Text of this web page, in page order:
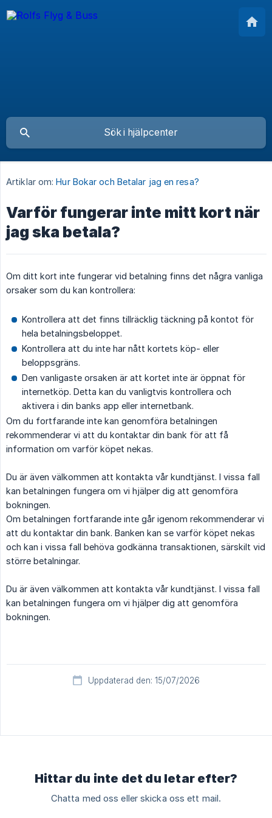
Artiklar om: Hur Bokar och Betalar jag en resa?
Varför fungerar inte mitt kort när
jag ska betala?
Om ditt kort inte fungerar vid betalning finns det några vanliga
orsaker som du kan kontrollera:
Kontrollera att det finns tillräcklig täckning på kontot för
hela betalningsbeloppet.
Kontrollera att du inte har nått kortets köp- eller
beloppsgräns.
Den vanligaste orsaken är att kortet inte är öppnat för
internetköp. Detta kan du vanligtvis kontrollera och
aktivera i din banks app eller internetbank.
Om du fortfarande inte kan genomföra betalningen
rekommenderar vi att du kontaktar din bank för att få
information om varför köpet nekas.
Du är även välkommen att kontakta vår kundtjänst. I vissa fall
kan betalningen fungera om vi hjälper dig att genomföra
bokningen.
Om betalningen fortfarande inte går igenom rekommenderar vi
att du kontaktar din bank. Banken kan se varför köpet nekas
och kan i vissa fall behöva godkänna transaktionen, särskilt vid
större betalningar.
Du är även välkommen att kontakta vår kundtjänst. I vissa fall
kan betalningen fungera om vi hjälper dig att genomföra
bokningen.
Uppdaterad den: 15/07/2026
Hittar du inte det du letar efter?
Chatta med oss eller skicka oss ett mail.